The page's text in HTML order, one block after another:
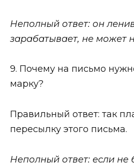
Неполный ответ: он
зарабатывает, не может
9. Почему на письмо
марку?
Правильный ответ: так
пересылку этого письма.
Неполный ответ: если не